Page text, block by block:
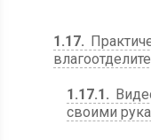
1.17
1.17.1
своими